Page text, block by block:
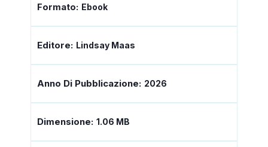
Formato: Ebook
Editore: Lindsay Maas
Anno Di Pubblicazione: 2026
Dimensione: 1.06 MB